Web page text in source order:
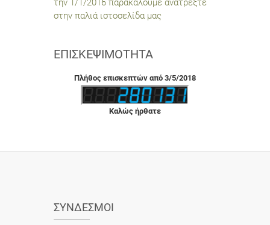
την 1/1/2016 παρακαλούμε ανατρέξτε
στην παλιά ιστοσελίδα μας
ΕΠΙΣΚΕΨΙΜΌΤΗΤΑ
Πλήθος επισκεπτών από 3/5/2018
Καλώς ήρθατε
ΣΎΝΔΕΣΜΟΙ